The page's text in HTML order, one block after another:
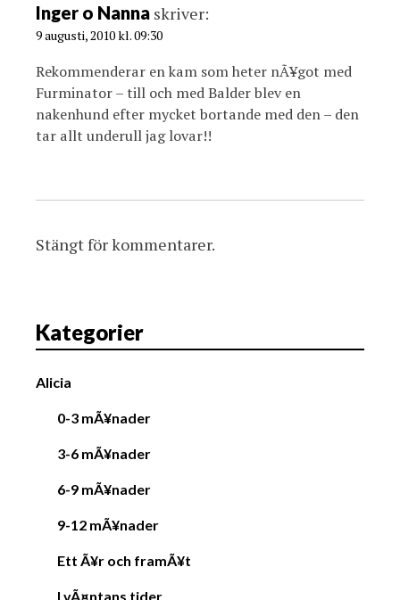
Inger o Nanna skriver:
9 augusti, 2010 kl. 09:30
Rekommenderar en kam som heter nÃ¥got med
Furminator – till och med Balder blev en
nakenhund efter mycket bortande med den – den
tar allt underull jag lovar!!
Stängt för kommentarer.
Kategorier
Alicia
0-3 mÃ¥nader
3-6 mÃ¥nader
6-9 mÃ¥nader
9-12 mÃ¥nader
Ett Ã¥r och framÃ¥t
I vÃ¤ntans tider